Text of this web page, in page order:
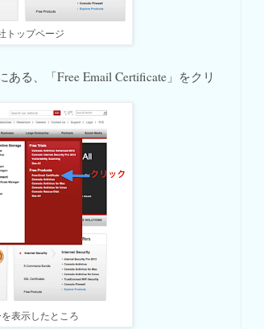
トップページ
る、「Free Email Certificate」をクリ
表示したところ